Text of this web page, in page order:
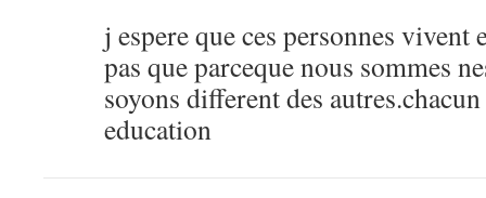
j espere que ces personnes vivent
pas que parceque nous sommes
soyons different des
education